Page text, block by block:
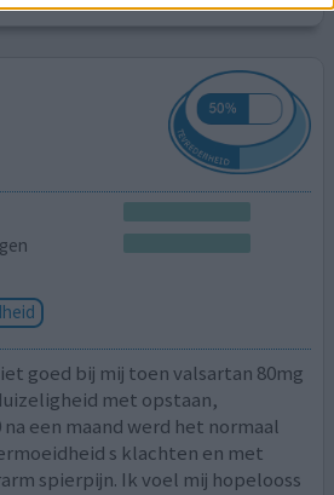
goed bij mij toen valsartan 80mg
met opstaan,
een maand werd het normaal
s klachten en met
spierpijn. Ik voel mij hopelooss